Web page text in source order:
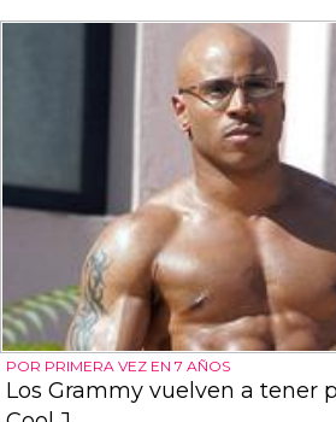
POR PRIMERA VEZ EN 7 AÑOS
Los Grammy vuelven a tener